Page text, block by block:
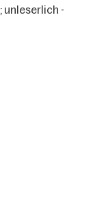
unleserlich -